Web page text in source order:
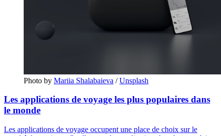
Photo by Mariia Shalabaieva /Unsplash
Les applications de voyage les plus populaires dans
le monde
Les applications de voyage occupent une place de choix sur le